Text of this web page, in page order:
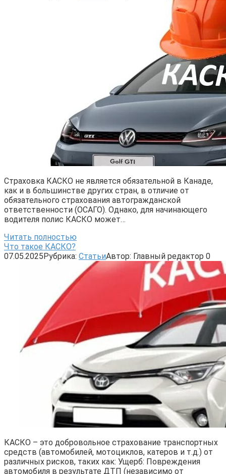
Страховка КАСКО не является обязательной в Канаде,
как и в большинстве других стран, в отличие от
обязательного страхования автогражданской
ответственности (ОСАГО). Однако, для начинающего
водителя полис КАСКО может…
Читать полностью
Что такое КАСКО?
07.05.2025Рубрика: СтатьиАвтор: Главный редактор 0
КАСКО – это добровольное страхование транспортных
средств (автомобилей, мотоциклов, катеров и т.д.) от
различных рисков, таких как: Ущерб: Повреждения
автомобиля в результате ДТП (независимо от